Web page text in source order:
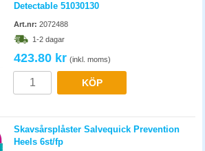
Detectable 51030130
Art.nr: 2072488
1-2 dagar
423.80 kr (inkl. moms)
KÖP
Skavsårsplåster Salvequick Prevention
Heels 6st/fp